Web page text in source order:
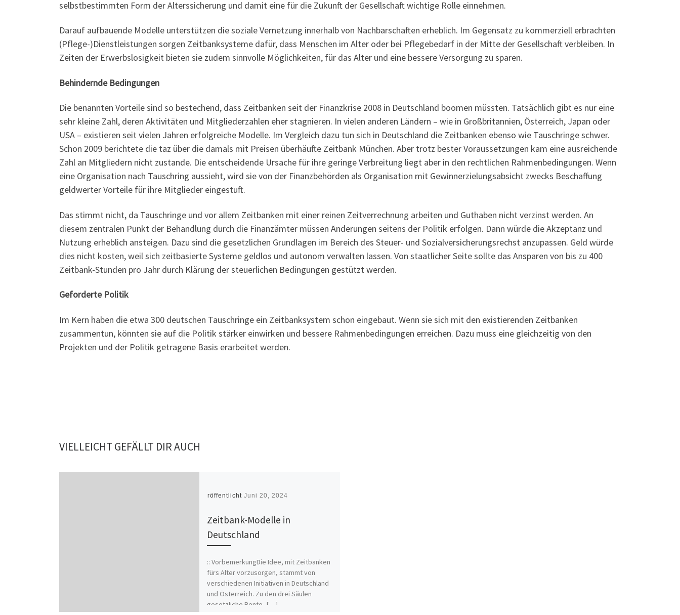
selbstbestimmten Form der Alterssicherung und damit eine für die Zukunft der Gesellschaft wichtige Rolle einnehmen.
Darauf aufbauende Modelle unterstützen die soziale Vernetzung innerhalb von Nachbarschaften erheblich. Im Gegensatz zu kommerziell erbrachten
(Pflege-)Dienstleistungen sorgen Zeitbanksysteme dafür, dass Menschen im Alter oder bei Pflegebedarf in der Mitte der Gesellschaft verbleiben. In
Zeiten der Erwerbslosigkeit bieten sie zudem sinnvolle Möglichkeiten, für das Alter und eine bessere Versorgung zu sparen.
Behindernde Bedingungen
Die benannten Vorteile sind so bestechend, dass Zeitbanken seit der Finanzkrise 2008 in Deutschland boomen müssten. Tatsächlich gibt es nur eine
sehr kleine Zahl, deren Aktivitäten und Mitgliederzahlen eher stagnieren. In vielen anderen Ländern – wie in Großbritannien, Österreich, Japan oder
USA – existieren seit vielen Jahren erfolgreiche Modelle. Im Vergleich dazu tun sich in Deutschland die Zeitbanken ebenso wie Tauschringe schwer.
Schon 2009 berichtete die taz über die damals mit Preisen überhäufte Zeitbank München. Aber trotz bester Voraussetzungen kam eine ausreichende
Zahl an Mitgliedern nicht zustande. Die entscheidende Ursache für ihre geringe Verbreitung liegt aber in den rechtlichen Rahmenbedingungen. Wenn
eine Organisation nach Tauschring aussieht, wird sie von der Finanzbehörden als Organisation mit Gewinnerzielungsabsicht zwecks Beschaffung
geldwerter Vorteile für ihre Mitglieder eingestuft.
Das stimmt nicht, da Tauschringe und vor allem Zeitbanken mit einer reinen Zeitverrechnung arbeiten und Guthaben nicht verzinst werden. An
diesem zentralen Punkt der Behandlung durch die Finanzämter müssen Änderungen seitens der Politik erfolgen. Dann würde die Akzeptanz und
Nutzung erheblich ansteigen. Dazu sind die gesetzlichen Grundlagen im Bereich des Steuer- und Sozialversicherungsrechst anzupassen. Geld würde
dies nicht kosten, weil sich zeitbasierte Systeme geldlos und autonom verwalten lassen. Von staatlicher Seite sollte das Ansparen von bis zu 400
Zeitbank-Stunden pro Jahr durch Klärung der steuerlichen Bedingungen gestützt werden.
Geforderte Politik
Im Kern haben die etwa 300 deutschen Tauschringe ein Zeitbanksystem schon eingebaut. Wenn sie sich mit den existierenden Zeitbanken
zusammentun, könnten sie auf die Politik stärker einwirken und bessere Rahmenbedingungen erreichen. Dazu muss eine gleichzeitig von den
Projekten und der Politik getragene Basis erarbeitet werden.
VIELLEICHT GEFÄLLT DIR AUCH
Veröffentlicht Juni 20, 2024
Zeitbank-Modelle in
Deutschland
:: VorbemerkungDie Idee, mit Zeitbanken
fürs Alter vorzusorgen, stammt von
verschiedenen Initiativen in Deutschland
und Österreich. Zu den drei Säulen
gesetzliche Rente, […]